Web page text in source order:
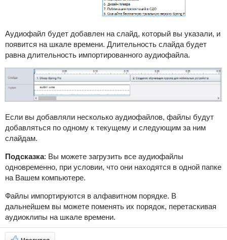
Аудиофайл будет добавлен на слайд, который вы указали, и
появится на шкале времени. Длительность слайда будет
равна длительность импортированного аудиофайла.
Если вы добавляли несколько аудиофайлов, файлы будут
добавляться по одному к текущему и следующим за ним
слайдам.
Подсказка: Вы можете загрузить все аудиофайлы
одновременно, при условии, что они находятся в одной папке
на Вашем компьютере.
Файлы импортируются в алфавитном порядке. В
дальнейшем вы можете поменять их порядок, перетаскивая
аудиоклипы на шкале времени.